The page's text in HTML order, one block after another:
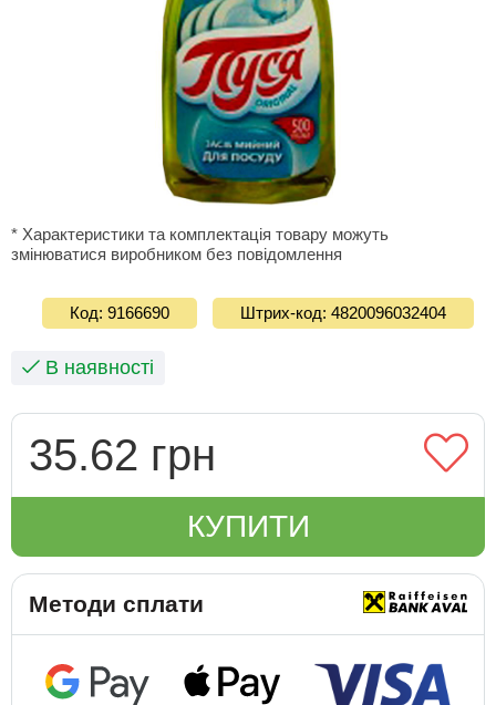
* Характеристики та комплектація товару можуть
змінюватися виробником без повідомлення
Код: 9166690 Штрих-код: 4820096032404
В наявності
35.62 грн
КУПИТИ
Методи сплати